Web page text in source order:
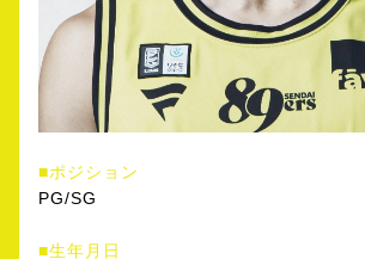
■ポジション
PG/SG
■生年月日